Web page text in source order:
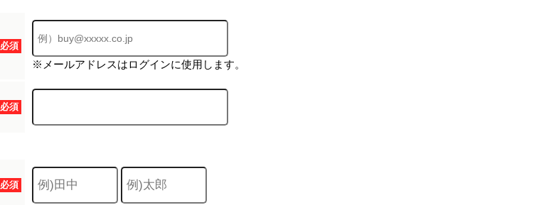
必須
※メールアドレスはログインに使用します。
必須
必須